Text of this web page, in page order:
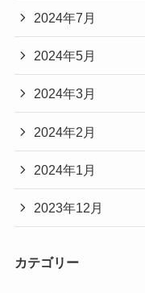
2024年7月
2024年5月
2024年3月
2024年2月
2024年1月
2023年12月
カテゴリー